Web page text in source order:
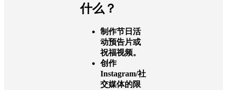
什么？
制作节日活
动预告片或
祝福视频。
创作
Instagram/社
交媒体的限